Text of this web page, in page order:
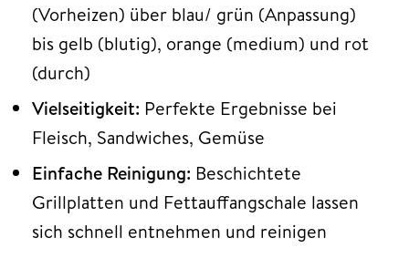
(Vorheizen) über blau/ grün (Anpassung)
bis gelb (blutig), orange (medium) und rot
(durch)
Vielseitigkeit: Perfekte Ergebnisse bei
Fleisch, Sandwiches, Gemüse
Einfache Reinigung: Beschichtete
Grillplatten und Fettauffangschale lassen
sich schnell entnehmen und reinigen